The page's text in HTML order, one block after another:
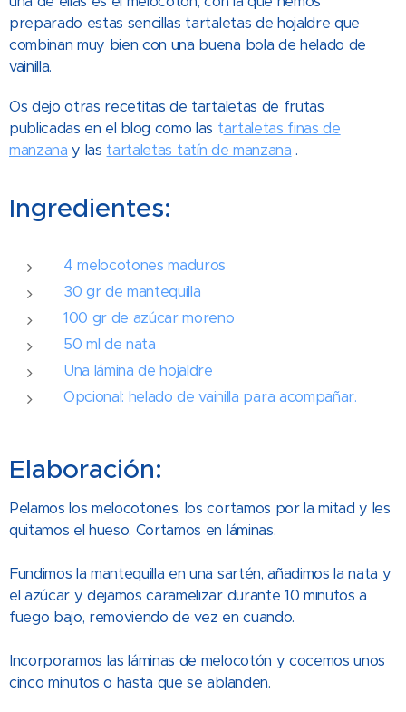
preparado estas sencillas tartaletas de hojaldre que
combinan muy bien con una buena bola de helado de
vainilla.
Os dejo otras recetitas de tartaletas de frutas
publicadas en el blog como las tartaletas finas de
manzana y las tartaletas tatín de manzana .
Ingredientes:
4 melocotones maduros
30 gr de mantequilla
100 gr de azúcar moreno
50 ml de nata
Una lámina de hojaldre
Opcional: helado de vainilla para acompañar.
Elaboración:
Pelamos los melocotones, los cortamos por la mitad y les
quitamos el hueso. Cortamos en láminas.
Fundimos la mantequilla en una sartén, añadimos la nata y
el azúcar y dejamos caramelizar durante 10 minutos a
fuego bajo, removiendo de vez en cuando.
Incorporamos las láminas de melocotón y cocemos unos
cinco minutos o hasta que se ablanden.